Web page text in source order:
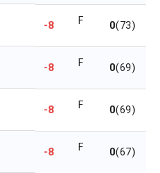
-8 F 0(73)
-8 F 0(69)
-8 F 0(69)
-8 F 0(67)